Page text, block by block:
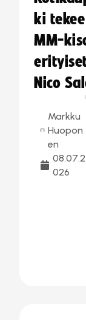
ki tekee
MM-
Nico
Markku
Huopon
en
08.07.2
026